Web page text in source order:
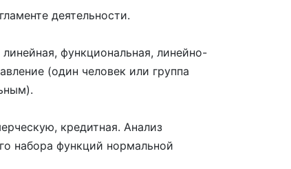
деятельности.
функциональная, линейно-
(один человек или группа
кредитная. Анализ
набора функций нормальной